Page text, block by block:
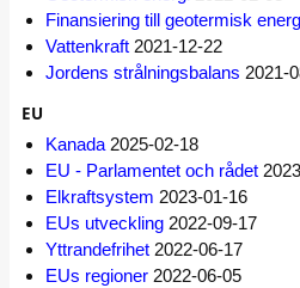
Finansiering till geotermisk
Vattenkraft 2021-12-22
Jordens strålningsbalans 2021-
EU
Kanada 2025-02-18
EU - Parlamentet och rådet
Elkraftsystem 2023-01-16
EUs utveckling 2022-09-17
Yttrandefrihet 2022-06-17
EUs regioner 2022-06-05